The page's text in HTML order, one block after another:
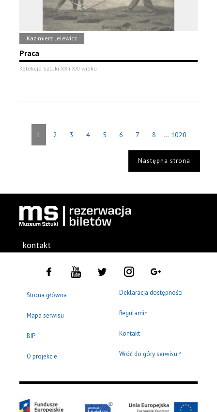
Kazimierz Lelewicz
Praca
Kolekcja Sztuki XX i XXI wieku
1 2 3 4 5 6 7 8 ... 1020
Następna strona
kontakt
Strona główna
Mapa serwisu
BIP
O projekcie
Deklaracja dostępności
Regulamin
Kontakt
Wróć do góry serwisu ^